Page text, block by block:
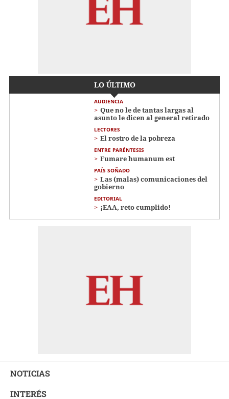
LO ÚLTIMO
AUDIENCIA
Que no le de tantas largas al
asunto le dicen al general retirado
LECTORES
El rostro de la pobreza
ENTRE PARÉNTESIS
Fumare humanum est
PAÍS SOÑADO
Las (malas) comunicaciones del
gobierno
EDITORIAL
¡EAA, reto cumplido!
NOTICIAS
INTERÉS